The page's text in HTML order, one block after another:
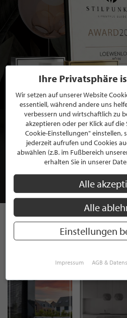
BEWERBEN SIE SICH
MITGLIEDSCHAFT
JETZT GRATIS
Ihre Privatsphäre
Wir setzen auf unserer Website
essentiell, während andere uns
verbessern und wirtschaftlich zu
akzeptieren oder per Klick auf
Cookie-Einstellungen" einstellen,
jederzeit aufrufen und Cookies
abwählen (z.B. im Fußbereich
erhalten Sie in unserer
Alle
Alle
Einstellungen
Impressum AGB &